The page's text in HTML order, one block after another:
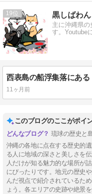
19 黒しばわ
主に沖縄県の
す。Youtube
西表島の船浮集落にある
11ヶ月前
このブログのここがポイ
琉球の歴史と
沖縄の各地に点在する歴史的
る人に地域の深さと美しさを
人だけが知る魅力的な場所が
にぴったりです。地元の歴史
んだ視点で紹介されているた
ょう。各エリアの史跡や絶景